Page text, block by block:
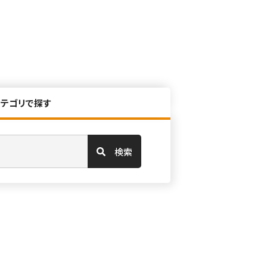
ゴリで探す
検索